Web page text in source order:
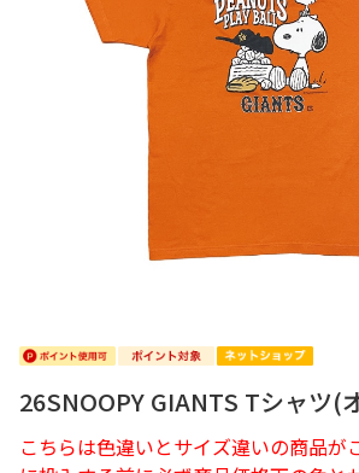
26SNOOPY GIANTS Tシャツ(
こちらは色違いとサイズ違いの商品が